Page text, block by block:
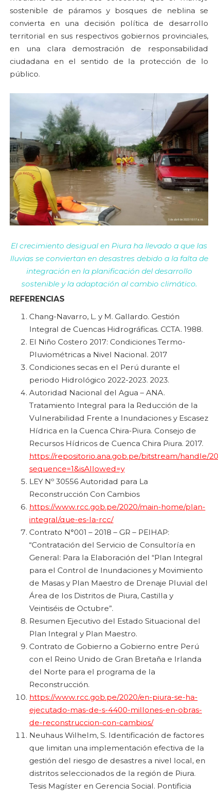
sostenible de páramos y bosques de neblina se
convierta en una decisión política de desarrollo
territorial en sus respectivos gobiernos provinciales,
en una clara demostración de responsabilidad
ciudadana en el sentido de la protección de lo
público.
El crecimiento desigual en Piura ha llevado a que las
lluvias se conviertan en desastres debido a la falta de
integración en la planificación del desarrollo
sostenible y la adaptación al cambio climático.
REFERENCIAS
Chang-Navarro, L. y M. Gallardo. Gestión
Integral de Cuencas Hidrográficas. CCTA. 1988.
El Niño Costero 2017: Condiciones Termo-
Pluviométricas a Nivel Nacional. 2017
Condiciones secas en el Perú durante el
periodo Hidrológico 2022-2023. 2023.
Autoridad Nacional del Agua – ANA.
Tratamiento Integral para la Reducción de la
Vulnerabilidad Frente a Inundaciones y Escasez
Hídrica en la Cuenca Chira-Piura. Consejo de
Recursos Hídricos de Cuenca Chira Piura. 2017.
https://repositorio.ana.gob.pe/bitstream/handle/
sequence=1&isAllowed=y
LEY Nº 30556 Autoridad para La
Reconstrucción Con Cambios
https://www.rcc.gob.pe/2020/main-home/plan-
integral/que-es-la-rcc/
Contrato N°001 – 2018 – GR – PEIHAP:
“Contratación del Servicio de Consultoría en
General: Para la Elaboración del “Plan Integral
para el Control de Inundaciones y Movimiento
de Masas y Plan Maestro de Drenaje Pluvial del
Área de los Distritos de Piura, Castilla y
Veintiséis de Octubre”.
Resumen Ejecutivo del Estado Situacional del
Plan Integral y Plan Maestro.
Contrato de Gobierno a Gobierno entre Perú
con el Reino Unido de Gran Bretaña e Irlanda
del Norte para el programa de la
Reconstrucción.
https://www.rcc.gob.pe/2020/en-piura-se-ha-
ejecutado-mas-de-s-4400-millones-en-obras-
de-reconstruccion-con-cambios/
Neuhaus Wilhelm, S. Identificación de factores
que limitan una implementación efectiva de la
gestión del riesgo de desastres a nivel local, en
distritos seleccionados de la región de Piura.
Tesis Magíster en Gerencia Social. Pontificia